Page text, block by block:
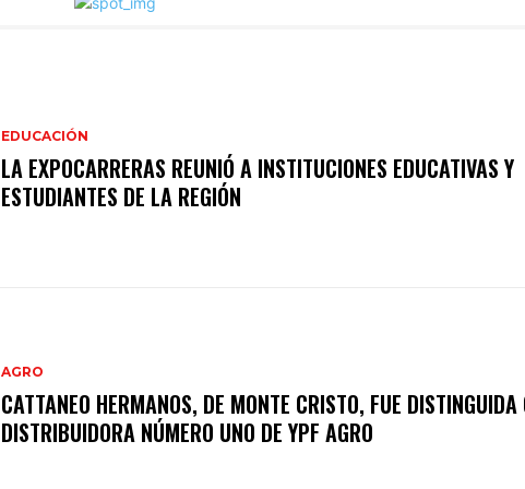
EDUCACIÓN
LA EXPOCARRERAS REUNIÓ A INSTITUCIONES EDUCATIVAS Y
ESTUDIANTES DE LA REGIÓN
AGRO
CATTANEO HERMANOS, DE MONTE CRISTO, FUE DISTINGUIDA
DISTRIBUIDORA NÚMERO UNO DE YPF AGRO